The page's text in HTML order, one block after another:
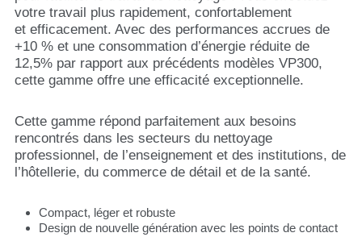
votre travail plus rapidement, confortablement
et efficacement. Avec des performances accrues de
+10 % et une consommation d’énergie réduite de
12,5% par rapport aux précédents modèles VP300,
cette gamme offre une efficacité exceptionnelle.
Cette gamme répond parfaitement aux besoins
rencontrés dans les secteurs du nettoyage
professionnel, de l’enseignement et des institutions, de
l’hôtellerie, du commerce de détail et de la santé.
Compact, léger et robuste
Design de nouvelle génération avec les points de contact